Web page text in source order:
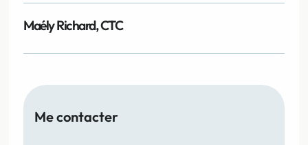
Maély Richard, CTC
Me contacter